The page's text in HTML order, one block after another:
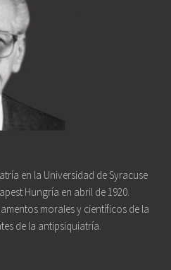
en la Universidad de Syracuse
Hungría en abril de 1920.
morales y científicos de la
de la antipsiquiatría.